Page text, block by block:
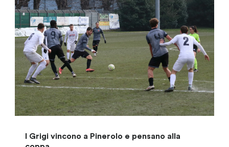
I Grigi vincono a Pinerolo e pensano alla